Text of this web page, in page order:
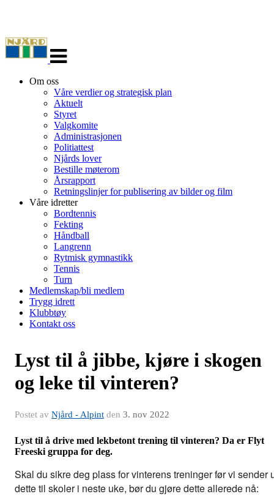
navigasjon
Om oss
Våre verdier og strategisk plan
Aktuelt
Styret
Valgkomite
Administrasjonen
Politiattest
Njårds lover
Bestille møterom
Årsrapport
Retningslinjer for publisering av bilder og film
Våre idretter
Bordtennis
Fekting
Håndball
Langrenn
Rytmisk gymnastikk
Tennis
Turn
Medlemskap/bli medlem
Trygg idrett
Klubbtøy
Kontakt oss
Lyst til å jibbe, kjøre i skogen
og leke til vinteren?
Postet av Njård - Alpint den 3. nov 2022
Lyst til å drive med lekbetont trening til vinteren? Da er Flyt
Freeski gruppa for deg.
Skal du sikre deg plass for vinterens treninger før vi sender
dette til skoler i neste uke, bør du gjøre dette allerede nå: